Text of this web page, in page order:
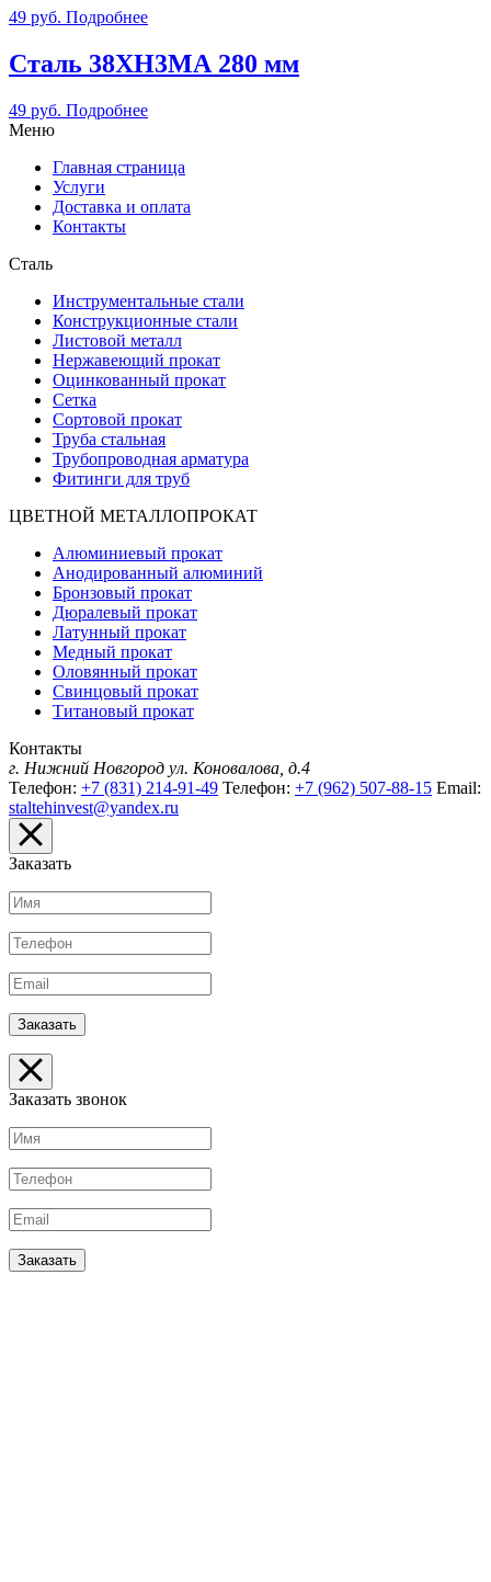
49 руб. Подробнее
Сталь 38ХН3МА 280 мм
49 руб. Подробнее
Меню
Главная страница
Услуги
Доставка и оплата
Контакты
Сталь
Инструментальные стали
Конструкционные стали
Листовой металл
Нержавеющий прокат
Оцинкованный прокат
Сетка
Сортовой прокат
Труба стальная
Трубопроводная арматура
Фитинги для труб
ЦВЕТНОЙ МЕТАЛЛОПРОКАТ
Алюминиевый прокат
Анодированный алюминий
Бронзовый прокат
Дюралевый прокат
Латунный прокат
Медный прокат
Оловянный прокат
Свинцовый прокат
Титановый прокат
Контакты
г. Нижний Новгород ул. Коновалова, д.4
Телефон: +7 (831) 214-91-49 Телефон: +7 (962) 507-88-15 Email:
staltehinvest@yandex.ru
Заказать
Заказать звонок